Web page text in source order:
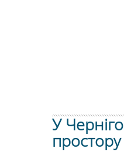
У
простору